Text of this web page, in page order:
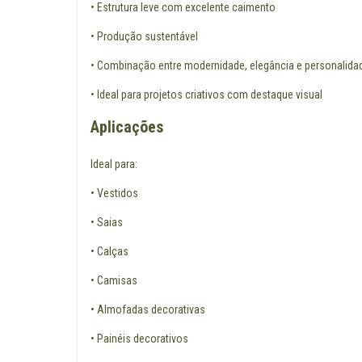
• Estrutura leve com excelente caimento
• Produção sustentável
• Combinação entre modernidade, elegância e
• Ideal para projetos criativos com destaque visual
Aplicações
Ideal para:
• Vestidos
• Saias
• Calças
• Camisas
• Almofadas decorativas
• Painéis decorativos